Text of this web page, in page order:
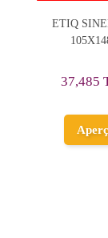
Calculatrice
Casio MS-
44,899